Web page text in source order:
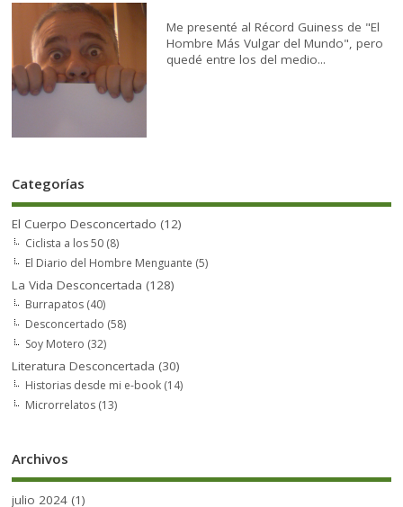
Me presenté al Récord Guiness de "El
Hombre Más Vulgar del Mundo", pero
quedé entre los del medio...
Categorías
El Cuerpo Desconcertado (12)
Ciclista a los 50 (8)
El Diario del Hombre Menguante (5)
La Vida Desconcertada (128)
Burrapatos (40)
Desconcertado (58)
Soy Motero (32)
Literatura Desconcertada (30)
Historias desde mi e-book (14)
Microrrelatos (13)
Archivos
julio 2024 (1)